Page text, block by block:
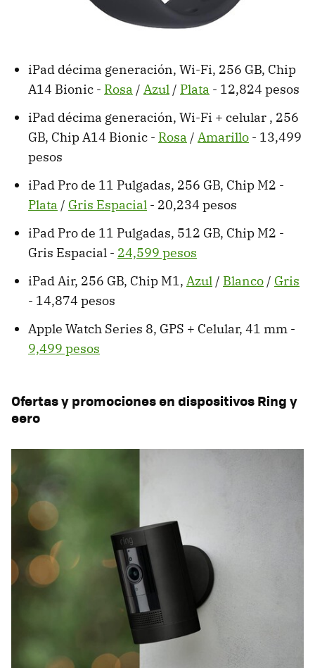
iPad décima generación, Wi-Fi, 256 GB, Chip
A14 Bionic - Rosa / Azul / Plata - 12,824 pesos
iPad décima generación, Wi-Fi + celular , 256
GB, Chip A14 Bionic - Rosa / Amarillo - 13,499
pesos
iPad Pro de 11 Pulgadas, 256 GB, Chip M2 -
Plata / Gris Espacial - 20,234 pesos
iPad Pro de 11 Pulgadas, 512 GB, Chip M2 -
Gris Espacial - 24,599 pesos
iPad Air, 256 GB, Chip M1, Azul / Blanco / Gris
- 14,874 pesos
Apple Watch Series 8, GPS + Celular, 41 mm -
9,499 pesos
Ofertas y promociones en dispositivos Ring y
eero